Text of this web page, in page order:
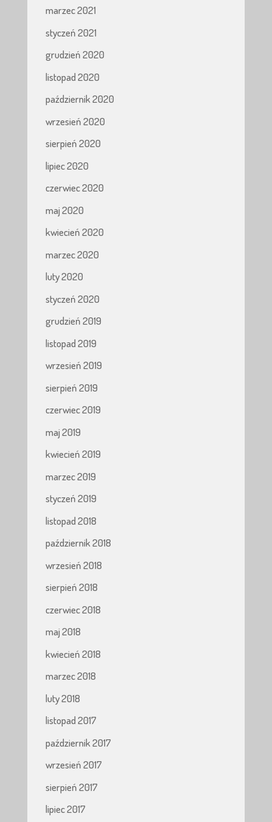
marzec 2021
styczeń 2021
grudzień 2020
listopad 2020
październik 2020
wrzesień 2020
sierpień 2020
lipiec 2020
czerwiec 2020
maj 2020
kwiecień 2020
marzec 2020
luty 2020
styczeń 2020
grudzień 2019
listopad 2019
wrzesień 2019
sierpień 2019
czerwiec 2019
maj 2019
kwiecień 2019
marzec 2019
styczeń 2019
listopad 2018
październik 2018
wrzesień 2018
sierpień 2018
czerwiec 2018
maj 2018
kwiecień 2018
marzec 2018
luty 2018
listopad 2017
październik 2017
wrzesień 2017
sierpień 2017
lipiec 2017